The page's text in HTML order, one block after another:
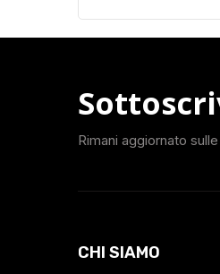
Rimani aggiornato
CHI SIAMO